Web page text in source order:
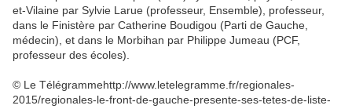
et-Vilaine par Sylvie Larue (professeur, Ensemble), professeur,
dans le Finistère par Catherine Boudigou (Parti de Gauche,
médecin), et dans le Morbihan par Philippe Jumeau (PCF,
professeur des écoles).
© Le Télégrammehttp://www.letelegramme.fr/regionales-
2015/regionales-le-front-de-gauche-presente-ses-tetes-de-liste-